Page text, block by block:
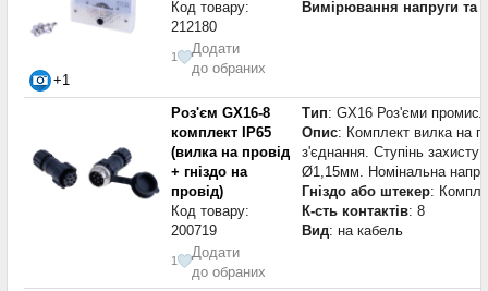
+1
Код товару:
212180
1
Додати
до обраних
Вимірювання напруги та
Роз'єм GX16-8
комплект IP65
(вилка на провід
+ гніздо на
провід)
Код товару:
200719
1
Додати
до обраних
Тип: GX16 Роз'єми
Опис: Комплект вилка на
з'єднання. Ступінь
Ø1,15мм. Номінальна
Гніздо або штекер:
К-сть контактів: 8
Вид: на кабель